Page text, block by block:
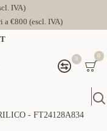
IVA)
€800 (escl. IVA)
0 0
- FT24128A834